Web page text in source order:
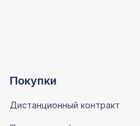
Покупки
Дистанционный контракт